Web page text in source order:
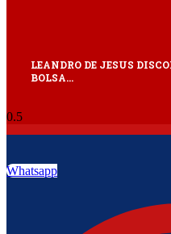
LEANDRO DE JESUS
BOLSA…
Whatsapp